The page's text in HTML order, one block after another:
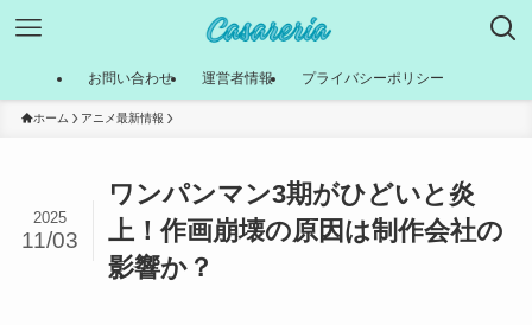
お問い合わせ 運営者情報 プライバシーポリシー
ホーム アニメ最新情報
ワンパンマン3期がひどいと炎
上！作画崩壊の原因は制作会社の
影響か？
2025
11/03